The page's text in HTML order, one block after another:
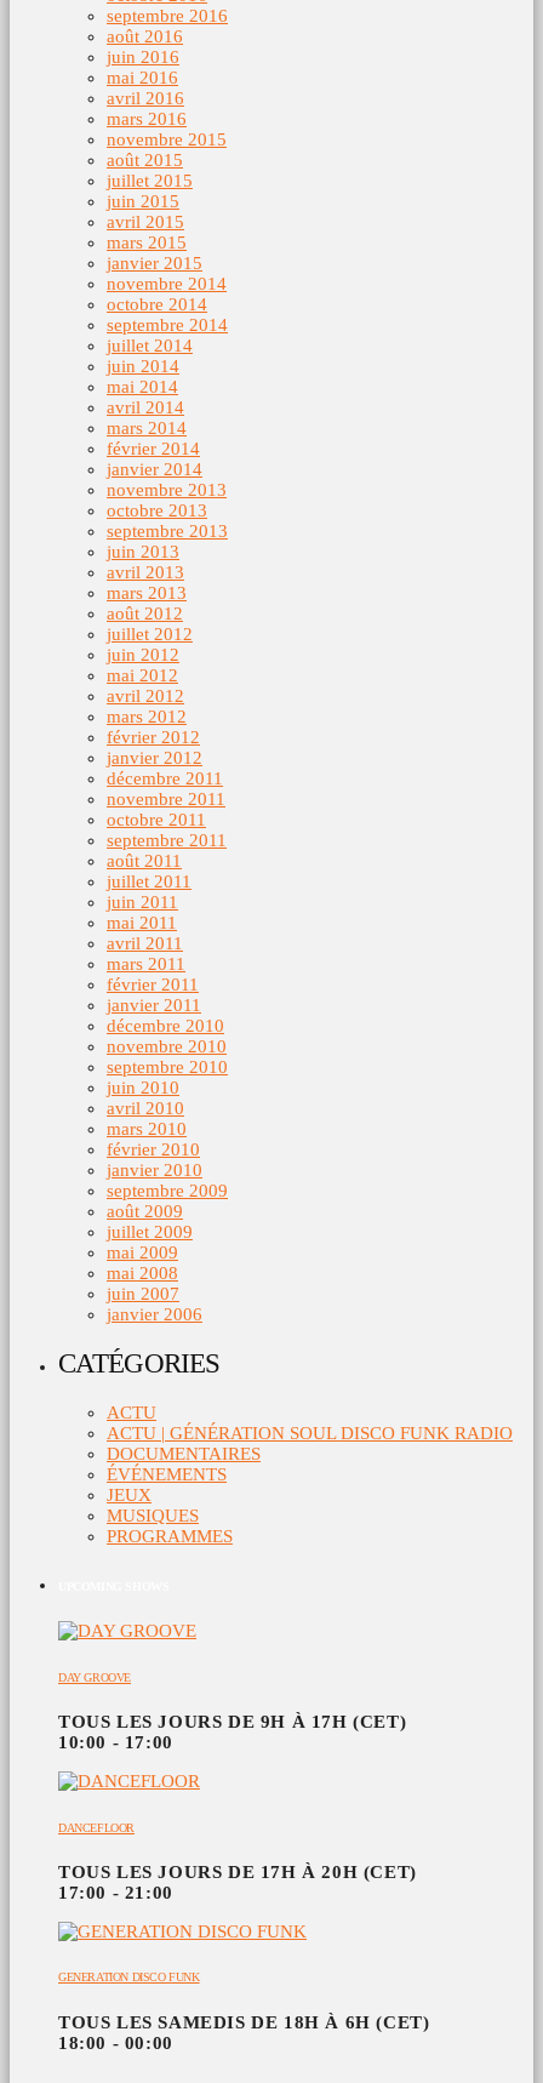
septembre 2016
août 2016
juin 2016
mai 2016
avril 2016
mars 2016
novembre 2015
août 2015
juillet 2015
juin 2015
avril 2015
mars 2015
janvier 2015
novembre 2014
octobre 2014
septembre 2014
juillet 2014
juin 2014
mai 2014
avril 2014
mars 2014
février 2014
janvier 2014
novembre 2013
octobre 2013
septembre 2013
juin 2013
avril 2013
mars 2013
août 2012
juillet 2012
juin 2012
mai 2012
avril 2012
mars 2012
février 2012
janvier 2012
décembre 2011
novembre 2011
octobre 2011
septembre 2011
août 2011
juillet 2011
juin 2011
mai 2011
avril 2011
mars 2011
février 2011
janvier 2011
décembre 2010
novembre 2010
septembre 2010
juin 2010
avril 2010
mars 2010
février 2010
janvier 2010
septembre 2009
août 2009
juillet 2009
mai 2009
mai 2008
juin 2007
janvier 2006
CATÉGORIES
ACTU
ACTU | GÉNÉRATION SOUL DISCO FUNK RADIO
DOCUMENTAIRES
ÉVÉNEMENTS
JEUX
MUSIQUES
PROGRAMMES
DAY GROOVE
TOUS LES JOURS DE 9H À 17H (CET)
10:00 - 17:00
DANCEFLOOR
TOUS LES JOURS DE 17H À 20H (CET)
17:00 - 21:00
GENERATION DISCO FUNK
TOUS LES SAMEDIS DE 18H À 6H (CET)
18:00 - 00:00